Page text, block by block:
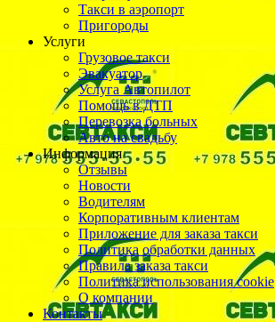
Такси в аэропорт
Пригороды
Услуги
Грузовое такси
Эвакуатор
Услуга Автопилот
Помощь в ДТП
Перевозка больных
Авто на свадьбу
Информация
Отзывы
Новости
Водителям
Корпоративным клиентам
Приложение для заказа такси
Политика обработки данных
Правила заказа такси
Политика использования cookie
О компании
Контакты